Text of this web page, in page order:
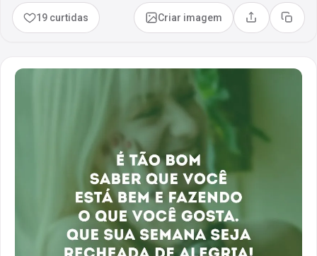
19 curtidas Criar imagem Compartilhar
Copiar